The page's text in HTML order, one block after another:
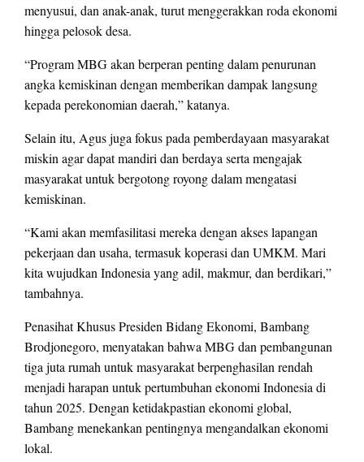
menyusui, dan anak-anak, turut menggerakkan roda ekonomi
hingga pelosok desa.
“Program MBG akan berperan penting dalam penurunan
angka kemiskinan dengan memberikan dampak langsung
kepada perekonomian daerah,” katanya.
Selain itu, Agus juga fokus pada pemberdayaan masyarakat
miskin agar dapat mandiri dan berdaya serta mengajak
masyarakat untuk bergotong royong dalam mengatasi
kemiskinan.
“Kami akan memfasilitasi mereka dengan akses lapangan
pekerjaan dan usaha, termasuk koperasi dan UMKM. Mari
kita wujudkan Indonesia yang adil, makmur, dan berdikari,”
tambahnya.
Penasihat Khusus Presiden Bidang Ekonomi, Bambang
Brodjonegoro, menyatakan bahwa MBG dan pembangunan
tiga juta rumah untuk masyarakat berpenghasilan rendah
menjadi harapan untuk pertumbuhan ekonomi Indonesia di
tahun 2025. Dengan ketidakpastian ekonomi global,
Bambang menekankan pentingnya mengandalkan ekonomi
lokal.